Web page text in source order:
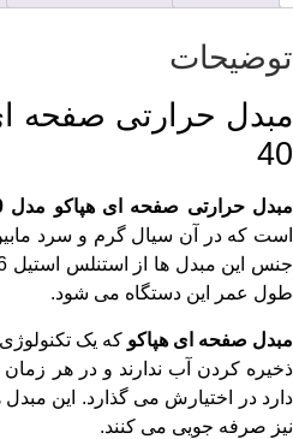
توضیحات
40
مبدل حرارتی صفحه ای هپاکو مدل
است که در آن سيال‌ گرم و سرد
طول عمر این دستگاه می شود.
مبدل صفحه ای هپاکو که یک
ذخیره کردن آب ندارند و در هر زمان
نیز صرفه جویی می کنند.